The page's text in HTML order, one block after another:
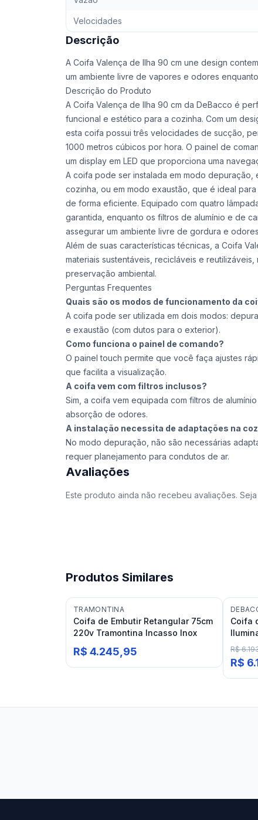
Velocidades
Descrição
A Coifa Valença de Ilha 90 cm une design
um ambiente livre de vapores e odores
Descrição do Produto
A Coifa Valença de Ilha 90 cm da DeBacco é
funcional e estético para a cozinha. Com um
esta coifa possui três velocidades de sucção,
1000 metros cúbicos por hora. O painel de
um display em LED que proporciona uma
A coifa pode ser instalada em modo depuração,
cozinha, ou em modo exaustão, que é ideal
de forma eficiente. Equipado com quatro
garantida, enquanto os filtros de alumínio e de
assegurar um ambiente livre de gordura e
Além de suas características técnicas, a Coifa
materiais sustentáveis, recicláveis e
preservação ambiental.
Perguntas Frequentes
Quais são os modos de funcionamento da
A coifa pode ser utilizada em dois modos:
e exaustão (com dutos para o exterior).
Como funciona o painel de comando?
O painel touch permite que você faça ajustes
que facilita a visualização.
A coifa vem com filtros inclusos?
Sim, a coifa vem equipada com filtros de
absorção de odores.
A instalação necessita de adaptações na
No modo depuração, não são necessárias
requer planejamento para condutos de ar.
Avaliações
Este produto ainda não recebeu avaliações.
Produtos Similares
TRAMONTINA
Coifa de Embutir Retangular 75cm
220v Tramontina Incasso Inox
R$ 4.245,95
Coifa
R$
R$